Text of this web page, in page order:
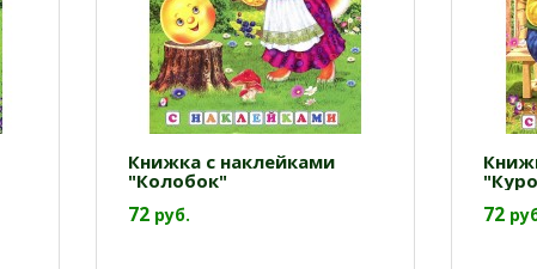
Книжка с наклейками
"Колобок"
72 руб. 72